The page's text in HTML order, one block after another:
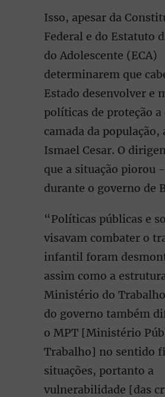
Isso, apesar da
Federal e do Estatuto
do Adolescente (ECA)
determinarem que
Estado desenvolver e
políticas de proteção a
camada da população,
Ismael Cesar. O
que a situação piorou
durante o governo de
“Políticas públicas e
visavam combater o
infantil foram
assim como a
Ministério do
do governo também
o MPT [Ministério
Trabalho] no sentido
situações, portanto a
vulnerabilidade [das